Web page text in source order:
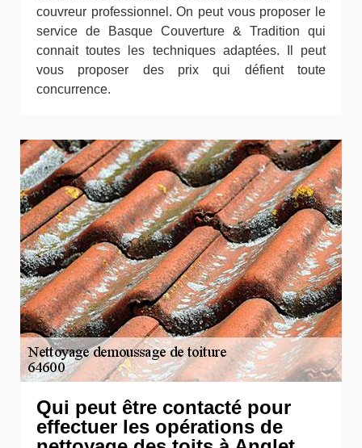
couvreur professionnel. On peut vous proposer le
service de Basque Couverture & Tradition qui
connait toutes les techniques adaptées. Il peut
vous proposer des prix qui défient toute
concurrence.
Qui peut être contacté pour
effectuer les opérations de